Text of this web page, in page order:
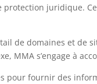
juridique.
de domaines et de
MMA s’engage à
pour fournir des